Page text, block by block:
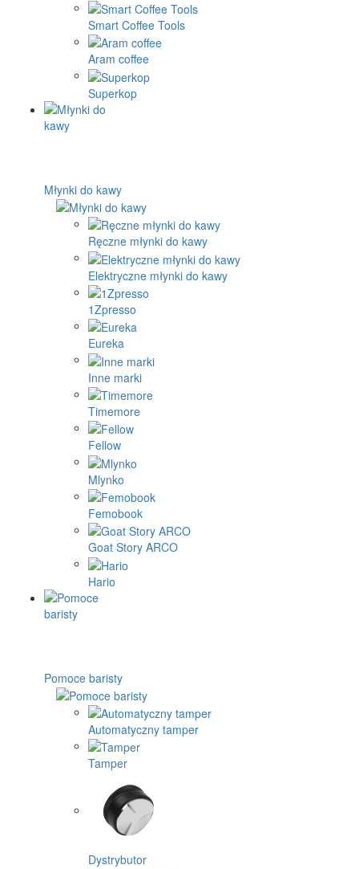
Smart Coffee Tools
Aram coffee
Superkop
Młynki do kawy
Ręczne młynki do kawy
Elektryczne młynki do kawy
1Zpresso
Eureka
Inne marki
Timemore
Fellow
Mlynko
Femobook
Goat Story ARCO
Hario
Pomoce baristy
Automatyczny tamper
Tamper
Dystrybutor